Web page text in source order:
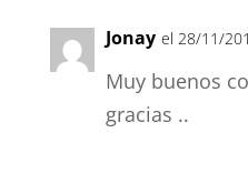
Jonay el 28/11/
Muy buenos
gracias ..